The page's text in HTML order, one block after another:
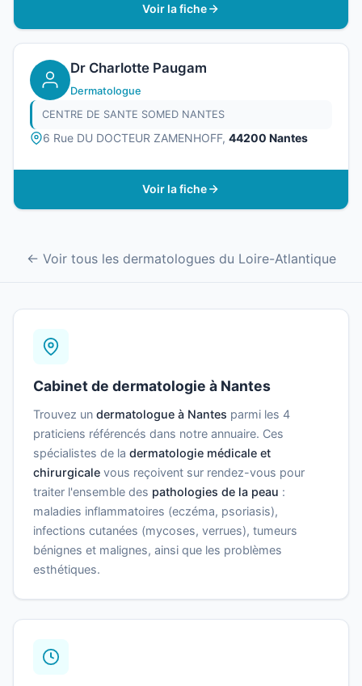
Voir la fiche
Dr Charlotte Paugam
Dermatologue
CENTRE DE SANTE SOMED NANTES
6 Rue DU DOCTEUR ZAMENHOFF, 44200 Nantes
Voir la fiche
← Voir tous les dermatologues du Loire-Atlantique
Cabinet de dermatologie à Nantes
Trouvez un dermatologue à Nantes parmi les 4
praticiens référencés dans notre annuaire. Ces
spécialistes de la dermatologie médicale et
chirurgicale vous reçoivent sur rendez-vous pour
traiter l'ensemble des pathologies de la peau :
maladies inflammatoires (eczéma, psoriasis),
infections cutanées (mycoses, verrues), tumeurs
bénignes et malignes, ainsi que les problèmes
esthétiques.